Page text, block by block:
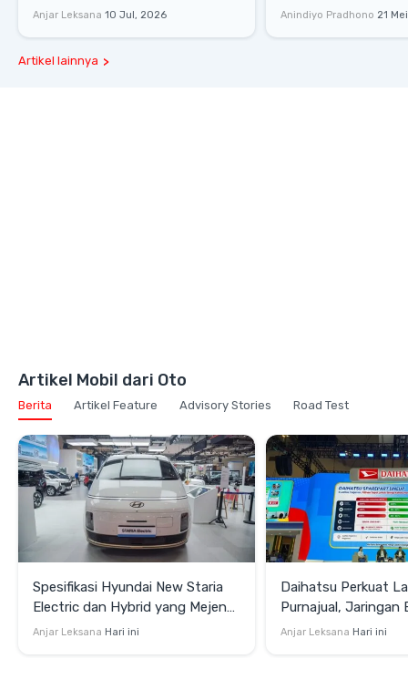
Sadair's Spear Ukuran Asli Sukses
Anjar Leksana 10 Jul, 2026
Senayan, Hadirkan
Anindiyo Pradhono 21
Artikel lainnya
Artikel Mobil dari Oto
Berita Artikel Feature Advisory Stories Road Test
Spesifikasi Hyundai New Staria
Electric dan Hybrid yang Mejeng
di GIIAS 2026
Anjar Leksana Hari ini
Daihatsu Perkuat
Purnajual, Jaringan
hingga Garansi
Anjar Leksana Hari ini